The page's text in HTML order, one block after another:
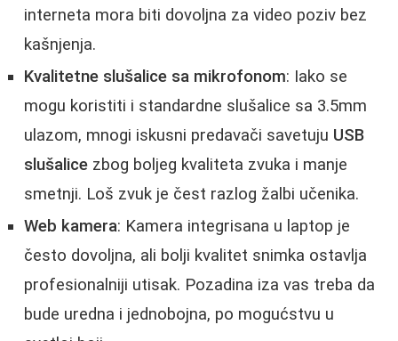
interneta mora biti dovoljna za video poziv bez
kašnjenja.
Kvalitetne slušalice sa mikrofonom: Iako se
mogu koristiti i standardne slušalice sa 3.5mm
ulazom, mnogi iskusni predavači savetuju USB
slušalice zbog boljeg kvaliteta zvuka i manje
smetnji. Loš zvuk je čest razlog žalbi učenika.
Web kamera: Kamera integrisana u laptop je
često dovoljna, ali bolji kvalitet snimka ostavlja
profesionalniji utisak. Pozadina iza vas treba da
bude uredna i jednobojna, po mogućstvu u